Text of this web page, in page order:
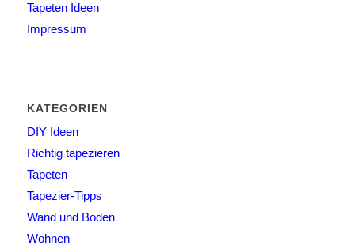
Tapeten Ideen
Impressum
KATEGORIEN
DIY Ideen
Richtig tapezieren
Tapeten
Tapezier-Tipps
Wand und Boden
Wohnen